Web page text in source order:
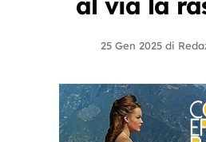
25 Gen 2025 di